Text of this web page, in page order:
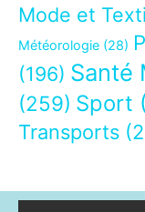
Mode et
Météorologie (28)
(196) Santé
(259) Sport
Transports